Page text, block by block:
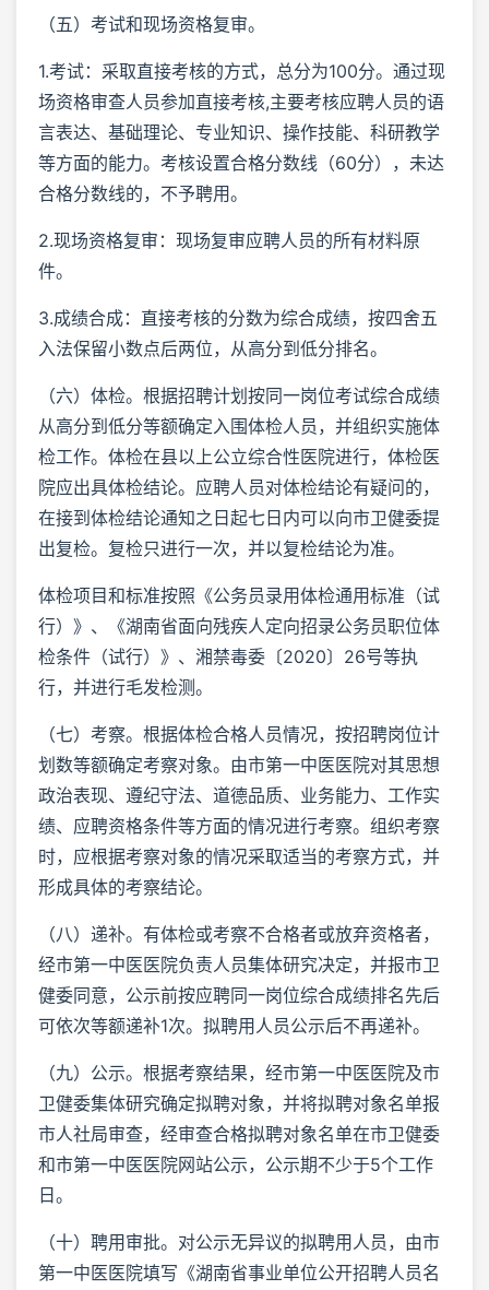
（五）考试和现场资格复审。
1.考试：采取直接考核的方式，总分为100分。通过现
场资格审查人员参加直接考核,主要考核应聘人员的语
言表达、基础理论、专业知识、操作技能、科研教学
等方面的能力。考核设置合格分数线（60分），未达
合格分数线的，不予聘用。
2.现场资格复审：现场复审应聘人员的所有材料原
件。
3.成绩合成：直接考核的分数为综合成绩，按四舍五
入法保留小数点后两位，从高分到低分排名。
（六）体检。根据招聘计划按同一岗位考试综合成绩
从高分到低分等额确定入围体检人员，并组织实施体
检工作。体检在县以上公立综合性医院进行，体检医
院应出具体检结论。应聘人员对体检结论有疑问的，
在接到体检结论通知之日起七日内可以向市卫健委提
出复检。复检只进行一次，并以复检结论为准。
体检项目和标准按照《公务员录用体检通用标准（试
行）》、《湖南省面向残疾人定向招录公务员职位体
检条件（试行）》、湘禁毒委〔2020〕26号等执
行，并进行毛发检测。
（七）考察。根据体检合格人员情况，按招聘岗位计
划数等额确定考察对象。由市第一中医医院对其思想
政治表现、遵纪守法、道德品质、业务能力、工作实
绩、应聘资格条件等方面的情况进行考察。组织考察
时，应根据考察对象的情况采取适当的考察方式，并
形成具体的考察结论。
（八）递补。有体检或考察不合格者或放弃资格者，
经市第一中医医院负责人员集体研究决定，并报市卫
健委同意，公示前按应聘同一岗位综合成绩排名先后
可依次等额递补1次。拟聘用人员公示后不再递补。
（九）公示。根据考察结果，经市第一中医医院及市
卫健委集体研究确定拟聘对象，并将拟聘对象名单报
市人社局审查，经审查合格拟聘对象名单在市卫健委
和市第一中医医院网站公示，公示期不少于5个工作
日。
（十）聘用审批。对公示无异议的拟聘用人员，由市
第一中医医院填写《湖南省事业单位公开招聘人员名